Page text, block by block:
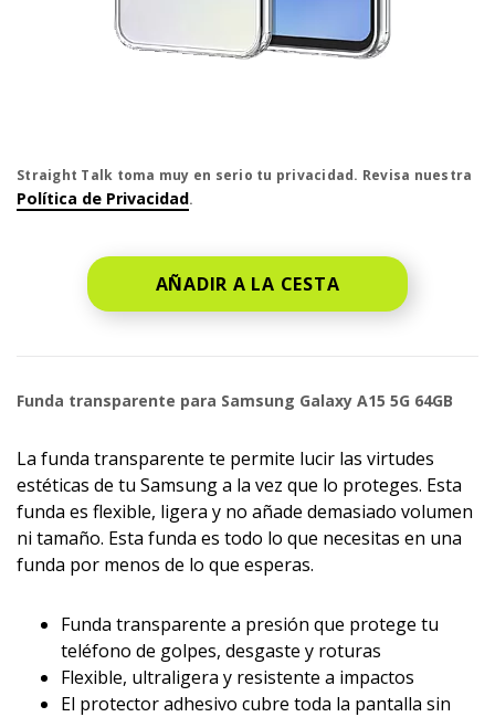
Straight Talk toma muy en serio tu privacidad. Revisa nuestra
Política de Privacidad.
AÑADIR A LA CESTA
Funda transparente para Samsung Galaxy A15 5G 64GB
La funda transparente te permite lucir las virtudes
estéticas de tu Samsung a la vez que lo proteges. Esta
funda es flexible, ligera y no añade demasiado volumen
ni tamaño. Esta funda es todo lo que necesitas en una
funda por menos de lo que esperas.
Funda transparente a presión que protege tu
teléfono de golpes, desgaste y roturas
Flexible, ultraligera y resistente a impactos
El protector adhesivo cubre toda la pantalla sin